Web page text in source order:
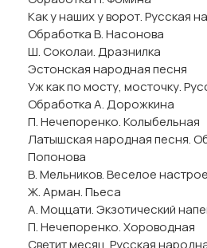
Как у наших у ворот. Русская
Обработка В. Насонова
Ш. Соколаи. Дразнилка
Эстонская народная песня
Уж как по мосту, мосточку.
Обработка А. Дорожкина
П. Нечепоренко. Колыбельная
Латышская народная песня.
Попонова
В. Мельников. Веселое
Ж. Арман. Пьеса
А. Моццати. Экзотический
П. Нечепоренко. Хороводная
Светит месяц. Русская